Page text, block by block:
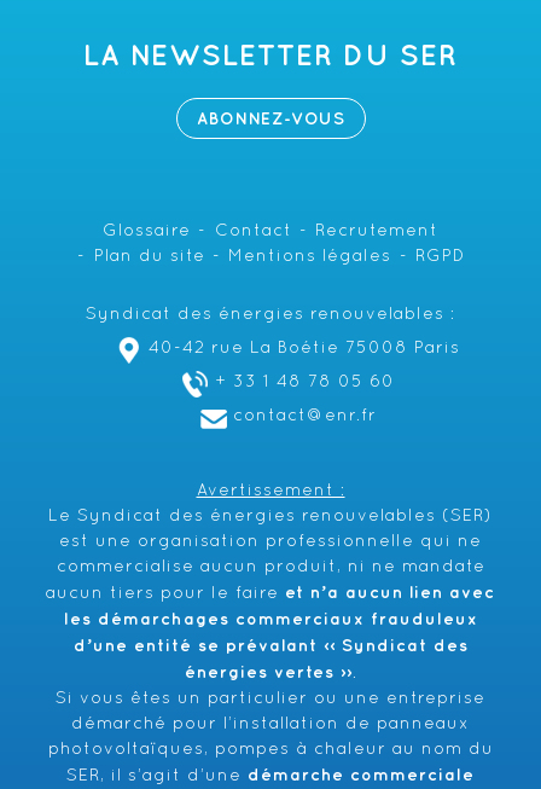
LA NEWSLETTER DU SER
ABONNEZ-VOUS
Glossaire Contact
Recrutement
Plan du site
Mentions légales RGPD
Syndicat des énergies renouvelables :
40-42 rue La Boétie 75008 Paris
+ 33 1 48 78 05 60
contact@enr.fr
Avertissement :
Le Syndicat des énergies renouvelables (SER)
est une organisation professionnelle qui ne
commercialise aucun produit, ni ne mandate
aucun tiers pour le faire et n’a aucun lien avec
les démarchages commerciaux frauduleux
d’une entité se prévalant ‹‹ Syndicat des
énergies vertes ››.
Si vous êtes un particulier ou une entreprise
démarché pour l’installation de panneaux
photovoltaïques, pompes à chaleur au nom du
SER, il s’agit d’une démarche commerciale